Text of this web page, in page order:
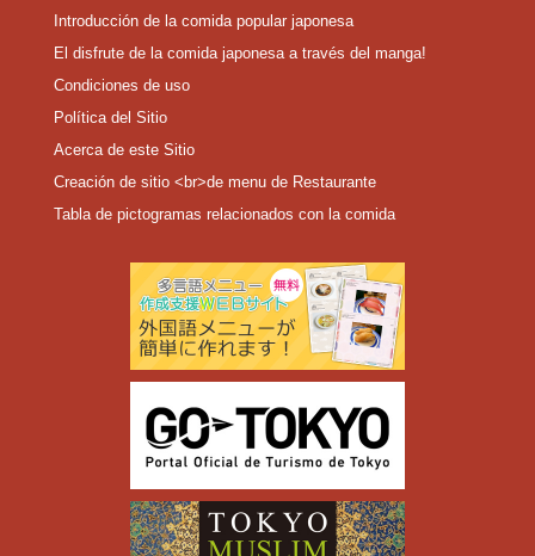
Introducción de la comida popular japonesa
El disfrute de la comida japonesa a través del manga!
Condiciones de uso
Política del Sitio
Acerca de este Sitio
Creación de sitio <br>de menu de Restaurante
Tabla de pictogramas relacionados con la comida